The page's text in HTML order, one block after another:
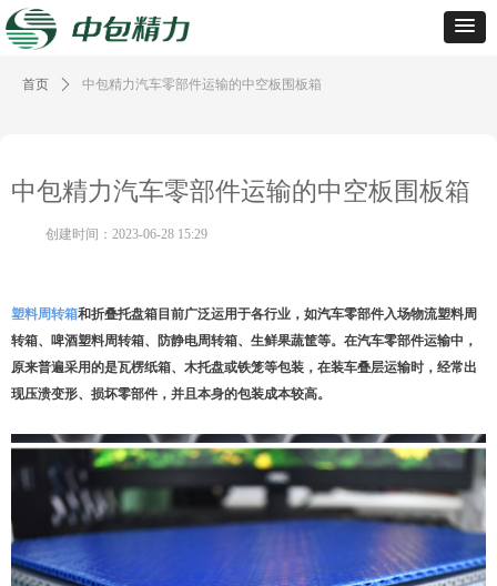
中包精力汽车零部件运输的中空板围板箱
塑料周转箱和折叠托盘箱目前广泛运用于各行业，如汽车零部件入场物流塑料周
转箱、啤酒塑料周转箱、防静电周转箱、生鲜果蔬筐等。在汽车零部件运输中，
原来普遍采用的是瓦楞纸箱、木托盘或铁笼等包装，在装车叠层运输时，经常出
现压溃变形、损坏零部件，并且本身的包装成本较高。
创建时间： 2023-06-28 15:29
首页 ꄲ 中包精力汽车零部件运输的中空板围板箱